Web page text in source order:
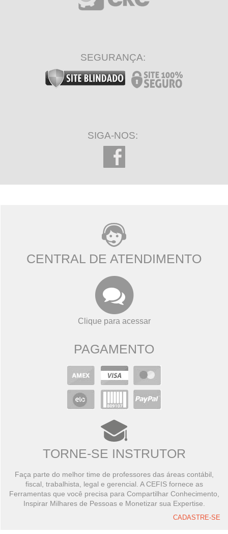
SEGURANÇA:
SIGA-NOS:
CENTRAL DE ATENDIMENTO
Clique para acessar
PAGAMENTO
TORNE-SE INSTRUTOR
Faça parte do melhor time de professores das áreas contábil,
fiscal, trabalhista, legal e gerencial. A CEFIS fornece as
Ferramentas que você precisa para Compartilhar Conhecimento,
Inspirar Milhares de Pessoas e Monetizar sua Expertise.
CADASTRE-SE